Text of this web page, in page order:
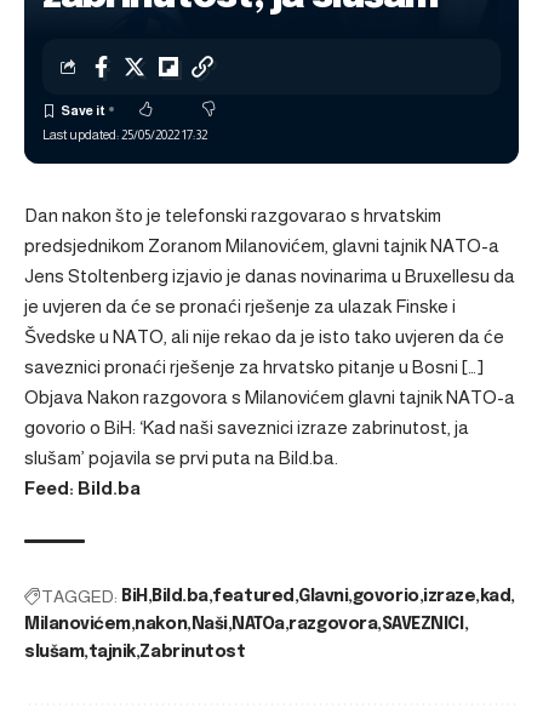
Last updated: 25/05/2022 17:32
Dan nakon što je telefonski razgovarao s hrvatskim
predsjednikom Zoranom Milanovićem, glavni tajnik NATO-a
Jens Stoltenberg izjavio je danas novinarima u Bruxellesu da
je uvjeren da će se pronaći rješenje za ulazak Finske i
Švedske u NATO, ali nije rekao da je isto tako uvjeren da će
saveznici pronaći rješenje za hrvatsko pitanje u Bosni […]
Objava Nakon razgovora s Milanovićem glavni tajnik NATO-a
govorio o BiH: ‘Kad naši saveznici izraze zabrinutost, ja
slušam’ pojavila se prvi puta na Bild.ba
Feed: Bild.ba
TAGGED: BiH Bild.ba featured Glavni govorio izraze kad
Milanovićem nakon Naši NATOa razgovora SAVEZNICI
slušam tajnik Zabrinutost